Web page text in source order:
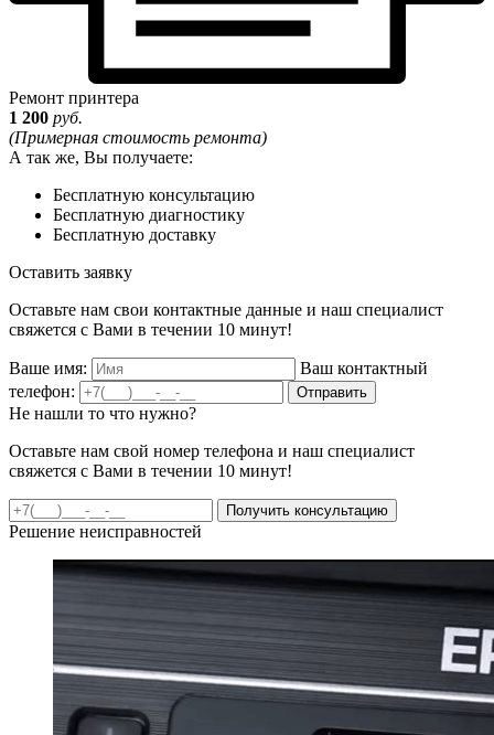
Ремонт принтера
1 200 руб.
(Примерная стоимость ремонта)
А так же, Вы получаете:
Бесплатную консультацию
Бесплатную диагностику
Бесплатную доставку
Оставить заявку
Оставьте нам свои контактные данные и наш специалист
свяжется с Вами в течении 10 минут!
Ваше имя:
Ваш контактный
телефон:
Отправить
Не нашли то что нужно?
Оставьте нам свой номер телефона и наш специалист
свяжется с Вами в течении 10 минут!
Получить консультацию
Решение неисправностей